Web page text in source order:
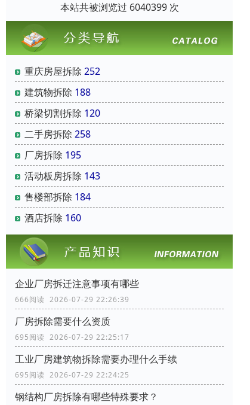
本站共被浏览过 6040399 次
重庆房屋拆除 252
建筑物拆除 188
桥梁切割拆除 120
二手房拆除 258
厂房拆除 195
活动板房拆除 143
售楼部拆除 184
酒店拆除 160
企业厂房拆迁注意事项有哪些
666阅读 2026-07-29 22:26:39
厂房拆除需要什么资质
695阅读 2026-07-29 22:25:17
工业厂房建筑物拆除需要办理什么手续
695阅读 2026-07-29 22:24:25
钢结构厂房拆除有哪些特殊要求？